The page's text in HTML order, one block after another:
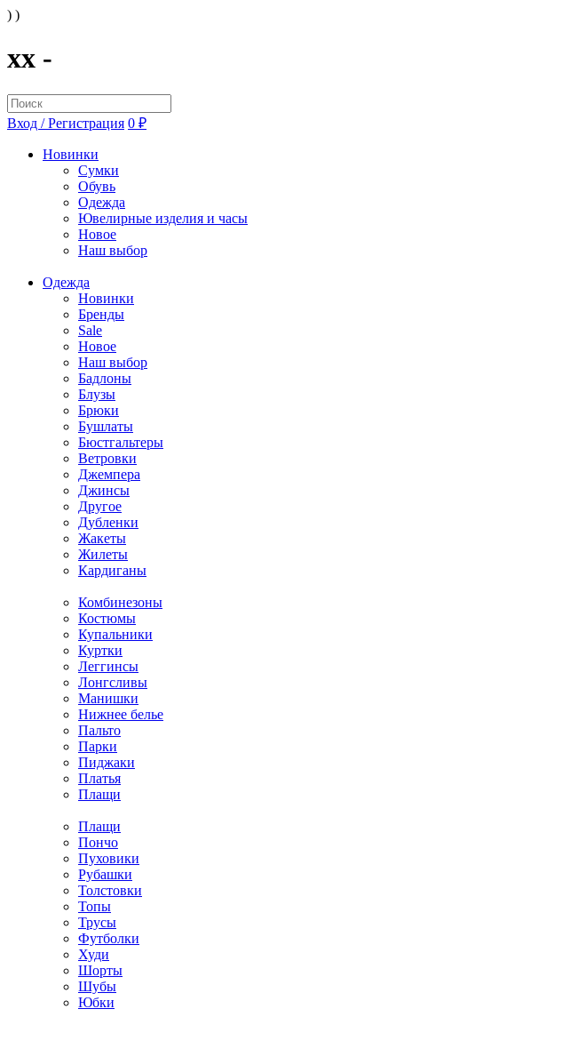
) )
xx -
Вход / Регистрация 0 ₽
Новинки
Сумки
Обувь
Одежда
Ювелирные изделия и часы
Новое
Наш выбор
Одежда
Новинки
Бренды
Sale
Новое
Наш выбор
Бадлоны
Блузы
Брюки
Бушлаты
Бюстгальтеры
Ветровки
Джемпера
Джинсы
Другое
Дубленки
Жакеты
Жилеты
Кардиганы
Комбинезоны
Костюмы
Купальники
Куртки
Леггинсы
Лонгсливы
Манишки
Нижнее белье
Пальто
Парки
Пиджаки
Платья
Плащи
Плащи
Пончо
Пуховики
Рубашки
Толстовки
Топы
Трусы
Футболки
Худи
Шорты
Шубы
Юбки